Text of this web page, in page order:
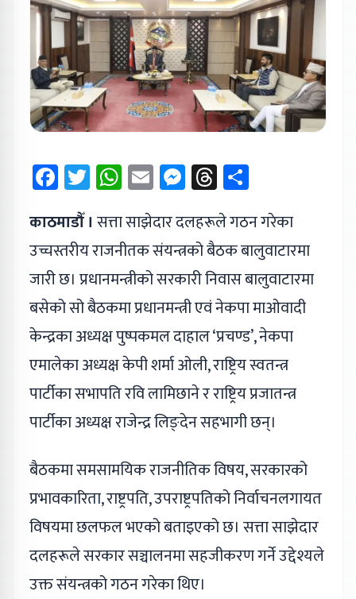
Facebook
Twitter
WhatsApp
EmailMessenger
Threads
काठमाडौँ । सत्ता साझेदार दलहरूले गठन गरेका
उच्चस्तरीय राजनीतक संयन्त्रको बैठक बालुवाटारमा
जारी छ। प्रधानमन्त्रीको सरकारी निवास बालुवाटारमा
बसेको सो बैठकमा प्रधानमन्त्री एवं नेकपा माओवादी
केन्द्रका अध्यक्ष पुष्पकमल दाहाल ‘प्रचण्ड’, नेकपा
एमालेका अध्यक्ष केपी शर्मा ओली, राष्ट्रिय स्वतन्त्र
पार्टीका सभापति रवि लामिछाने र राष्ट्रिय प्रजातन्त्र
पार्टीका अध्यक्ष राजेन्द्र लिङ्देन सहभागी छन्।
बैठकमा समसामयिक राजनीतिक विषय, सरकारको
प्रभावकारिता, राष्ट्रपति, उपराष्ट्रपतिको निर्वाचनलगायत
विषयमा छलफल भएको बताइएको छ। सत्ता साझेदार
दलहरूले सरकार सञ्चालनमा सहजीकरण गर्ने उद्देश्यले
उक्त संयन्त्रको गठन गरेका थिए।